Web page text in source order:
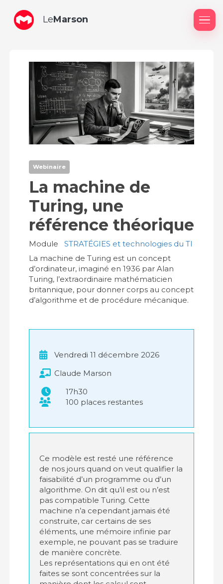
LeMarson
Webinaire
La machine de
Turing, une
référence théorique
Module
STRATÉGIES et technologies du TI
La machine de Turing est un concept
d’ordinateur, imaginé en 1936 par Alan
Turing, l’extraordinaire mathématicien
britannique, pour donner corps au concept
d’algorithme et de procédure mécanique.
Vendredi 11 décembre 2026
Claude Marson
17h30
100 places restantes
Ce modèle est resté une référence
de nos jours quand on veut qualifier la
faisabilité d’un programme ou d’un
algorithme. On dit qu’il est ou n’est
pas compatible Turing. Cette
machine n’a cependant jamais été
construite, car certains de ses
éléments, une mémoire infinie par
exemple, ne pouvant pas se traduire
de manière concrète.
Les représentations qui en ont été
faites se sont concentrées sur la